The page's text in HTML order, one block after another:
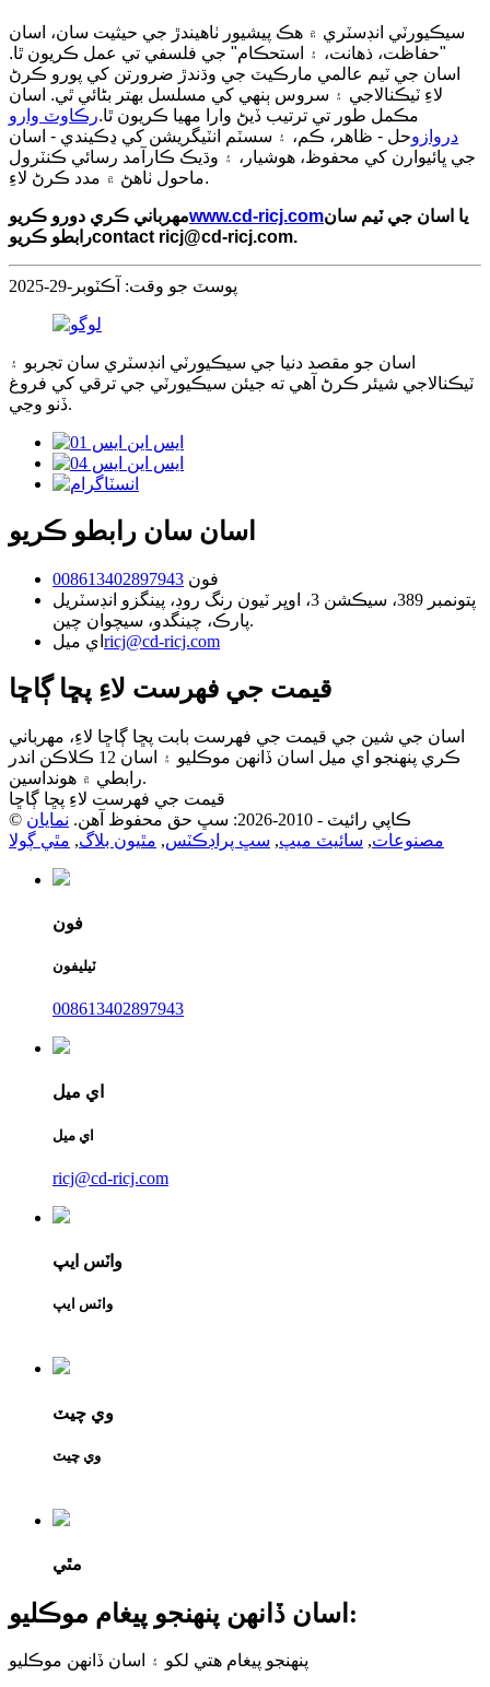
سيڪيورٽي انڊسٽري ۾ هڪ پيشيور ٺاهيندڙ جي حيثيت سان، اسان
"حفاظت، ذهانت، ۽ استحڪام" جي فلسفي تي عمل ڪريون ٿا.
اسان جي ٽيم عالمي مارڪيٽ جي وڌندڙ ضرورتن کي پورو ڪرڻ
لاءِ ٽيڪنالاجي ۽ سروس ٻنهي کي مسلسل بهتر بڻائي ٿي. اسان
مڪمل طور تي ترتيب ڏيڻ وارا مهيا ڪريون ٿا.رڪاوٽ وارو
دروازوحل - ظاهر، ڪم، ۽ سسٽم انٽيگريشن کي ڍڪيندي - اسان
جي ڀائيوارن کي محفوظ، هوشيار، ۽ وڌيڪ ڪارآمد رسائي ڪنٽرول
ماحول ٺاهڻ ۾ مدد ڪرڻ لاءِ.
مهرباني ڪري دورو ڪريوwww.cd-ricj.comيا اسان جي ٽيم سان
رابطو ڪريوcontact ricj@cd-ricj.com.
پوسٽ جو وقت: آڪٽوبر-29-2025
اسان جو مقصد دنيا جي سيڪيورٽي انڊسٽري سان تجربو ۽
ٽيڪنالاجي شيئر ڪرڻ آهي ته جيئن سيڪيورٽي جي ترقي کي فروغ
ڏنو وڃي.
اسان سان رابطو ڪريو
فون 008613402897943
پتو
نمبر 389، سيڪشن 3، اوڀر ٽيون رنگ روڊ، پينگزو انڊسٽريل
پارڪ، چينگدو، سيچوان چين.
اي ميل ricj@cd-ricj.com
قيمت جي فهرست لاءِ پڇا ڳاڇا
اسان جي شين جي قيمت جي فهرست بابت پڇا ڳاڇا لاءِ، مھرباني
ڪري پنھنجو اي ميل اسان ڏانھن موڪليو ۽ اسان 12 ڪلاڪن اندر
رابطي ۾ ھونداسين.
قيمت جي فهرست لاءِ پڇا ڳاڇا
© ڪاپي رائيٽ - 2010-2026: سڀ حق محفوظ آهن.
نمايان
مصنوعات, سائيٽ ميپ, سڀ پراڊڪٽس, مٿيون بلاگ, مٿي ڳولا
فون
ٽيليفون
008613402897943
اي ميل
اي ميل
ricj@cd-ricj.com
واٽس ايپ
واٽس ايپ
وي چيٽ
وي چيٽ
مٿي
اسان ڏانهن پنهنجو پيغام موڪليو:
پنهنجو پيغام هتي لکو ۽ اسان ڏانهن موڪليو